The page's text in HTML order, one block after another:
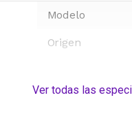
Modelo
Origen
Ver todas las